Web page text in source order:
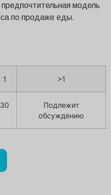
модель
по продаже еды.
1 >1
30
Подлежит
обсуждению